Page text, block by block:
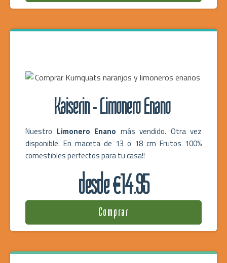
Kaiserin - Limonero Enano
Nuestro Limonero Enano más vendido. Otra vez
disponible. En maceta de 13 o 18 cm Frutos 100%
comestibles perfectos para tu casa!!
desde €14.95
Comprar